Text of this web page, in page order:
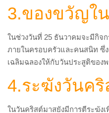
3.ของขวัญใ
ในช่วงวันที่ 25 ธันวาคมจะมีกิจ
ภายในครอบครัวและคนสนิท ซึ่
เฉลิมฉลองให้กับวันประสูติของ
4.ระฆังวันค
ในวันคริสต์มาสยังมีการตีระฆัง